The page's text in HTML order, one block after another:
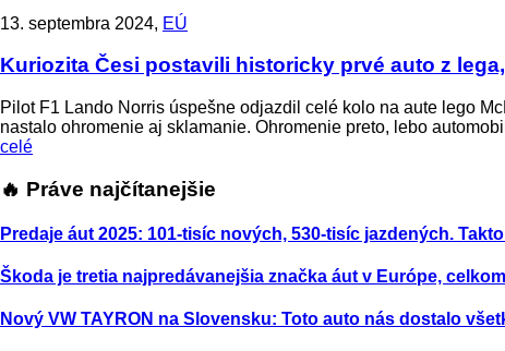
13. septembra 2024, EÚ
Kuriozita Česi postavili historicky prvé auto z
Pilot F1 Lando Norris úspešne odjazdil celé kolo na aute lego
nastalo ohromenie aj sklamanie. Ohromenie preto, lebo
celé
🔥 Práve najčítanejšie
Predaje áut 2025: 101-tisíc nových, 530-tisíc jazdených.
Škoda je tretia najpredávanejšia značka áut v Európe,
Nový VW TAYRON na Slovensku: Toto auto nás dostalo